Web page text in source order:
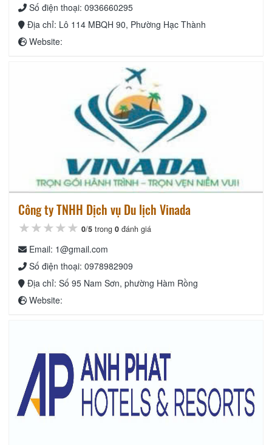
Số điện thoại: 0936660295
Địa chỉ: Lô 114 MBQH 90, Phường Hạc Thành
Website:
Công ty TNHH Dịch vụ Du lịch Vinada
★★★★★
★★★★★
★★★★★ 0/5 trong 0 đánh giá
Email: 1@gmail.com
Số điện thoại: 0978982909
Địa chỉ: Số 95 Nam Sơn, phường Hàm Rồng
Website: